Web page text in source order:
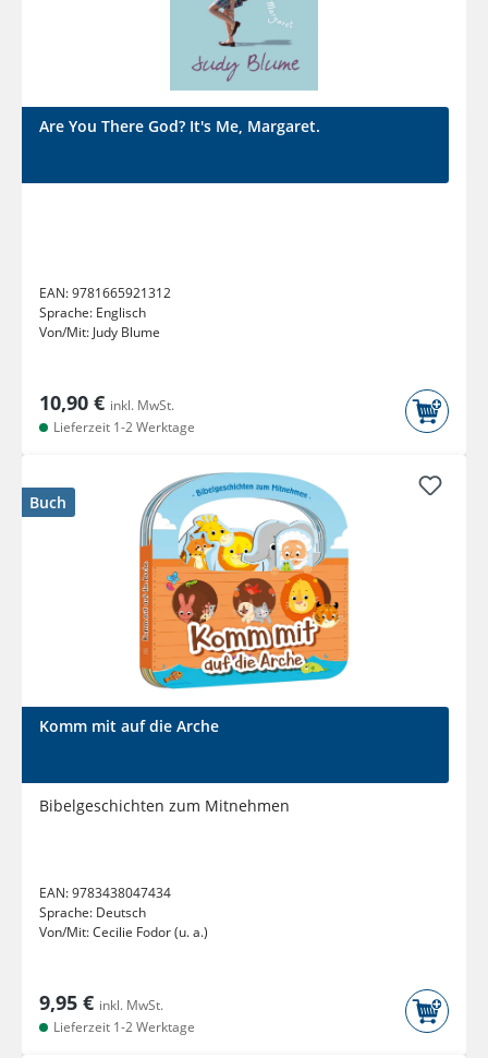
Are You There God? It's Me, Margaret.
EAN:9781665921312
Sprache: Englisch
Von/Mit: Judy Blume
10,90 € inkl. MwSt.
Lieferzeit 1-2 Werktage
Buch
Komm mit auf die Arche
Bibelgeschichten zum Mitnehmen
EAN:9783438047434
Sprache: Deutsch
Von/Mit:Cecilie Fodor (u. a.)
9,95 € inkl. MwSt.
Lieferzeit 1-2 Werktage